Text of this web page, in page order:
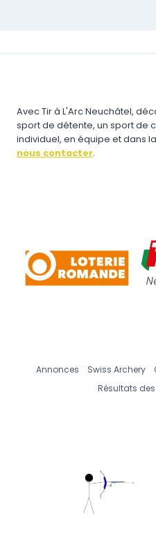
Avec Tir à L'Arc Neuchâtel,
sport de détente, un sport de
individuel, en équipe et dans
nous contacter.
Annonces Swiss Archery
Résultats